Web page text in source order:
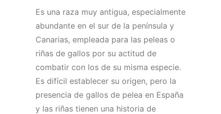
Es una raza muy antigua, especialmente
abundante en el sur de la península y
Canarias, empleada para las peleas o
riñas de gallos por su actitud de
combatir con los de su misma especie.
Es difícil establecer su origen, pero la
presencia de gallos de pelea en España
y las riñas tienen una historia de